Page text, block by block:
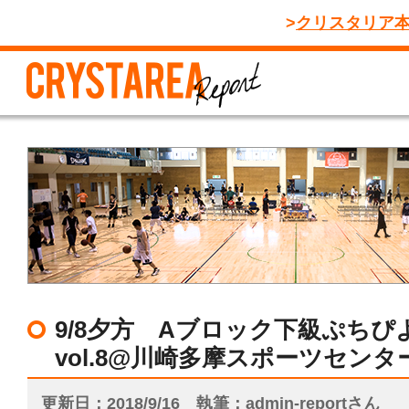
クリスタリア
9/8夕方 Aブロック下級ぷちぴ
vol.8@川崎多摩スポーツセンタ
更新日 2018/9/16 執筆 admin-reportさん